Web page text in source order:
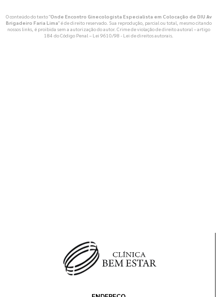
O conteúdo do texto "Onde Encontro Ginecologista Especialista em Colocação de DIU Av
Brigadeiro Faria Lima" é de direito reservado. Sua reprodução, parcial ou total, mesmo citando
nossos links, é proibida sem a autorização do autor. Crime de violação de direito autoral – artigo
184 do Código Penal – Lei 9610/98 - Lei de direitos autorais.